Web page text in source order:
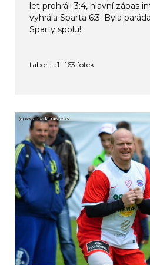
let prohráli 3:4, hlavní zápas
vyhrála Sparta 6:3. Byla
Sparty spolu!
taborita1 | 163 fotek